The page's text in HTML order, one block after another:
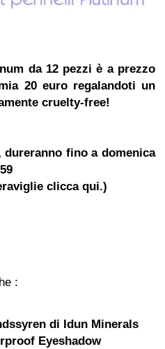
da 12 pezzi è a prezzo
20 euroregalandoti un
cruelty-free!
dureranno fino a domenica
clicca qui.)
:
di Idun Minerals
Eyeshadow